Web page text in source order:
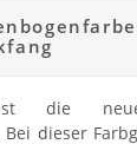
die neue
Bei dieser